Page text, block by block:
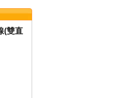
(雙直